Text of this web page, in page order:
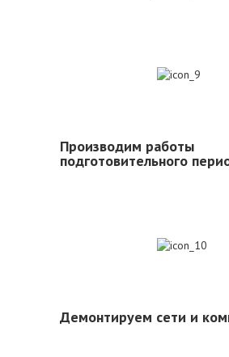
Производим работы
подготовительного
Демонтируем сети и